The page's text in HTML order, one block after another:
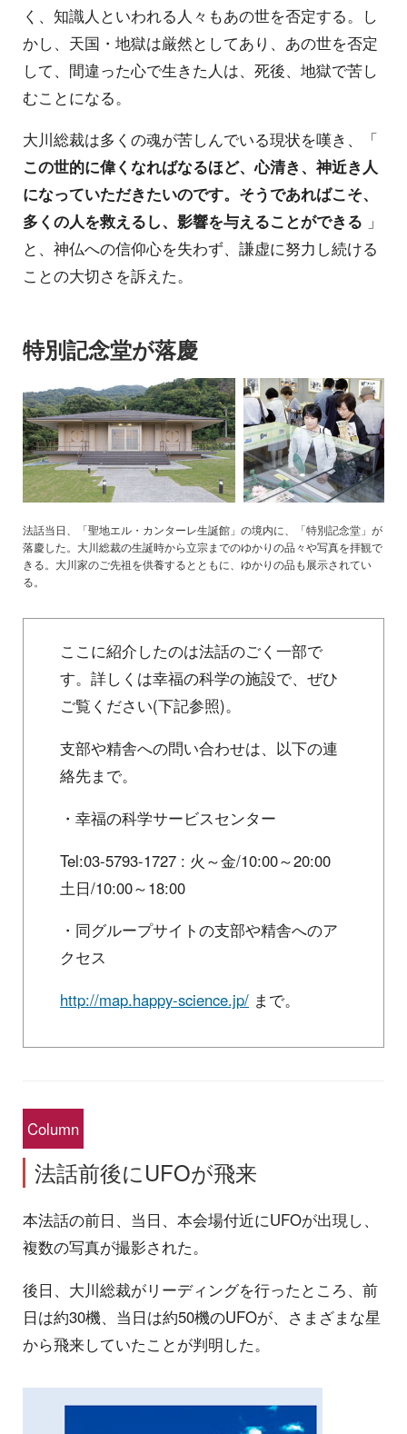
く、知識人といわれる人々もあの世を否定する。し
かし、天国・地獄は厳然としてあり、あの世を否定
して、間違った心で生きた人は、死後、地獄で苦し
むことになる。
大川総裁は多くの魂が苦しんでいる現状を嘆き、「
この世的に偉くなればなるほど、心清き、神近き人
になっていただきたいのです。そうであればこそ、
多くの人を救えるし、影響を与えることができる 」
と、神仏への信仰心を失わず、謙虚に努力し続ける
ことの大切さを訴えた。
特別記念堂が落慶
法話当日、「聖地エル・カンターレ生誕館」の境内に、「特別記念堂」が
落慶した。大川総裁の生誕時から立宗までのゆかりの品々や写真を拝観で
きる。大川家のご先祖を供養するとともに、ゆかりの品も展示されてい
る。
ここに紹介したのは法話のごく一部で
す。詳しくは幸福の科学の施設で、ぜひ
ご覧ください(下記参照)。
支部や精舎への問い合わせは、以下の連
絡先まで。
・幸福の科学サービスセンター
Tel:03-5793-1727 : 火～金/10:00～20:00
土日/10:00～18:00
・同グループサイトの支部や精舎へのア
クセス
http://map.happy-science.jp/ まで。
Column
法話前後にUFOが飛来
本法話の前日、当日、本会場付近にUFOが出現し、
複数の写真が撮影された。
後日、大川総裁がリーディングを行ったところ、前
日は約30機、当日は約50機のUFOが、さまざまな星
から飛来していたことが判明した。